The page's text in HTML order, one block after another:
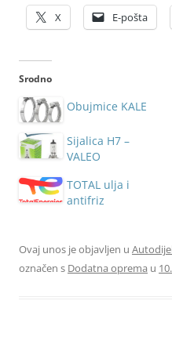
X E-pošta
Srodno
Obujmice KALE
Sijalica H7 –
VALEO
TOTAL ulja i
antifriz
Ovaj unos je objavljen u
označen s Dodatna oprema u